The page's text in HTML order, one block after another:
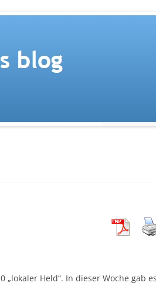
Held“. In dieser Woche gab